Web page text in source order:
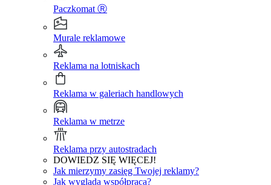
Paczkomat Ⓡ
Murale reklamowe
Reklama na lotniskach
Reklama w galeriach handlowych
Reklama w metrze
Reklama przy autostradach
DOWIEDZ SIĘ WIĘCEJ!
Jak mierzymy zasięg Twojej reklamy?
Jak wygląda współpraca?